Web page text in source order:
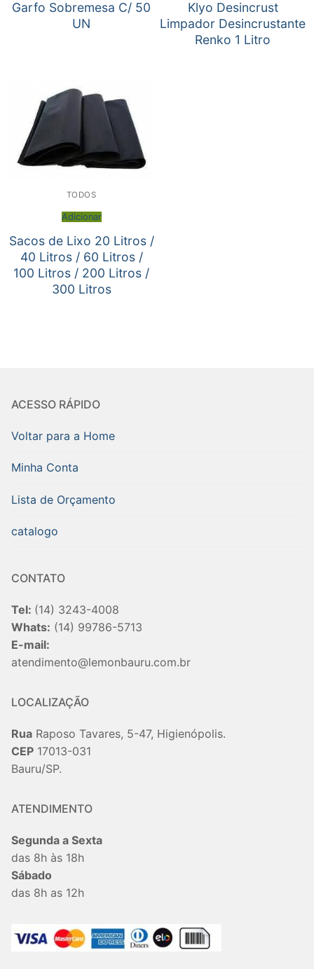
Garfo Sobremesa C/ 50
UN
Klyo Desincrust
Limpador Desincrustante
Renko 1 Litro
TODOS
Adicionar
Sacos de Lixo 20 Litros /
40 Litros / 60 Litros /
100 Litros / 200 Litros /
300 Litros
ACESSO RÁPIDO
Voltar para a Home
Minha Conta
Lista de Orçamento
catalogo
CONTATO
Tel: (14) 3243-4008
Whats: (14) 99786-5713
E-mail:
atendimento@lemonbauru.com.br
LOCALIZAÇÃO
Rua Raposo Tavares, 5-47, Higienópolis.
CEP 17013-031
Bauru/SP.
ATENDIMENTO
Segunda a Sexta
das 8h às 18h
Sábado
das 8h as 12h